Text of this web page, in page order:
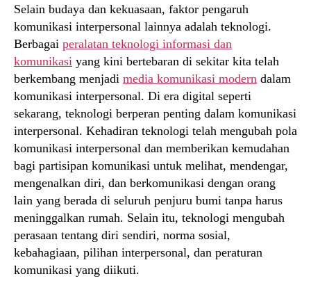
Selain budaya dan kekuasaan, faktor pengaruh
komunikasi interpersonal lainnya adalah teknologi.
Berbagai peralatan teknologi informasi dan
komunikasi yang kini bertebaran di sekitar kita telah
berkembang menjadi media komunikasi modern dalam
komunikasi interpersonal. Di era digital seperti
sekarang, teknologi berperan penting dalam komunikasi
interpersonal. Kehadiran teknologi telah mengubah pola
komunikasi interpersonal dan memberikan kemudahan
bagi partisipan komunikasi untuk melihat, mendengar,
mengenalkan diri, dan berkomunikasi dengan orang
lain yang berada di seluruh penjuru bumi tanpa harus
meninggalkan rumah. Selain itu, teknologi mengubah
perasaan tentang diri sendiri, norma sosial,
kebahagiaan, pilihan interpersonal, dan peraturan
komunikasi yang diikuti.